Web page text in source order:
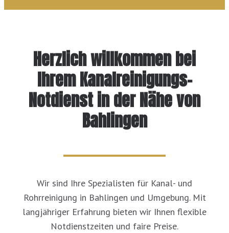
Herzlich willkommen bei
Ihrem Kanalreinigungs-
Notdienst in der Nähe von
Bahlingen
Wir sind Ihre Spezialisten für Kanal- und
Rohrreinigung in Bahlingen und Umgebung. Mit
langjähriger Erfahrung bieten wir Ihnen flexible
Notdienstzeiten und faire Preise.